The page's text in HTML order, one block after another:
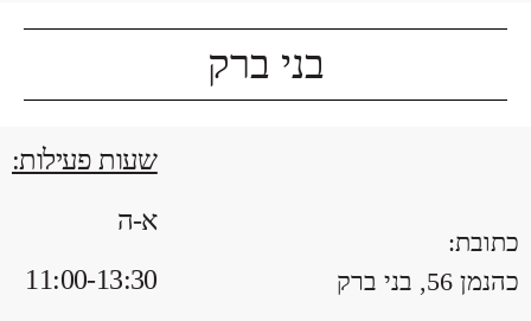
בני ברק
כתובת:
כהנמן 56, בני ברק
שעות פעילות:
א-ה
11:00-13:30